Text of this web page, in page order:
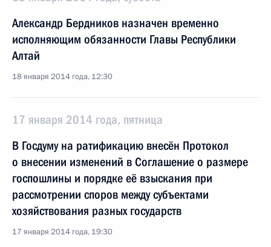
Александр Бердников назначен временно
исполняющим обязанности Главы Республики
Алтай
18 января 2014 года, 12:30
17 января 2014 года, пятница
В Госдуму на ратификацию внесён Протокол
о внесении изменений в Соглашение о размере
госпошлины и порядке её взыскания при
рассмотрении споров между субъектами
хозяйствования разных государств
17 января 2014 года, 19:30